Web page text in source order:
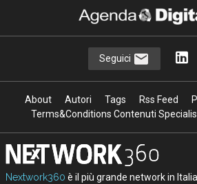
Seguici
About Autori Tags Rss Feed
Terms&Conditions Contenuti
Nextwork360 è il più grande network in